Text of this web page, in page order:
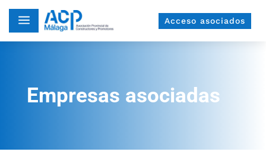
a Acceso asociados
Empresas asociadas